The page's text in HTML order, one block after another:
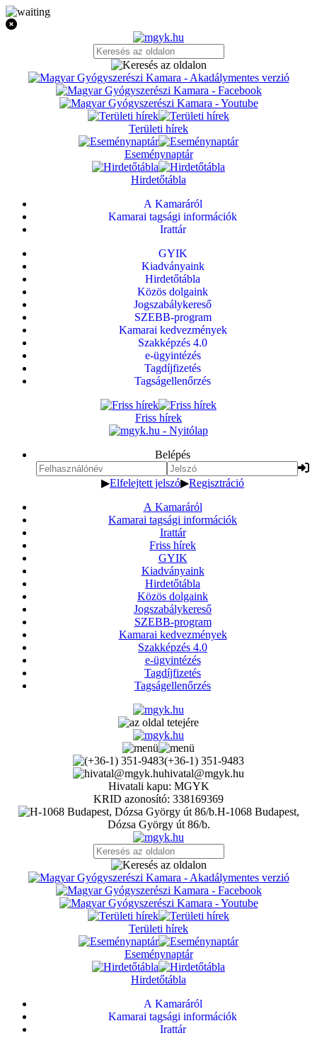
Területi hírek
Eseménynaptár
Hirdetőtábla
A Kamaráról
Kamarai tagsági információk
Irattár
GYIK
Kiadványaink
Hirdetőtábla
Közös dolgaink
Jogszabálykereső
SZEBB-program
Kamarai kedvezmények
Szakképzés 4.0
e-ügyintézés
Tagdíjfizetés
Tagságellenőrzés
Friss hírek
Belépés
▶Elfelejtett jelszó▶Regisztráció
A Kamaráról
Kamarai tagsági információk
Irattár
Friss hírek
GYIK
Kiadványaink
Hirdetőtábla
Közös dolgaink
Jogszabálykereső
SZEBB-program
Kamarai kedvezmények
Szakképzés 4.0
e-ügyintézés
Tagdíjfizetés
Tagságellenőrzés
(+36-1) 351-9483
hivatal@mgyk.hu
Hivatali kapu: MGYK
KRID azonosító: 338169369
H-1068 Budapest,
Dózsa György út 86/b.
Területi hírek
Eseménynaptár
Hirdetőtábla
A Kamaráról
Kamarai tagsági információk
Irattár